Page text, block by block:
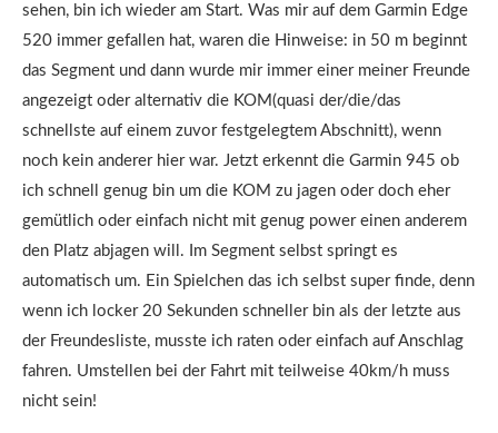
sehen, bin ich wieder am Start. Was mir auf dem Garmin Edge
520 immer gefallen hat, waren die Hinweise: in 50 m beginnt
das Segment und dann wurde mir immer einer meiner Freunde
angezeigt oder alternativ die KOM(quasi der/die/das
schnellste auf einem zuvor festgelegtem Abschnitt), wenn
noch kein anderer hier war. Jetzt erkennt die Garmin 945 ob
ich schnell genug bin um die KOM zu jagen oder doch eher
gemütlich oder einfach nicht mit genug power einen anderem
den Platz abjagen will. Im Segment selbst springt es
automatisch um. Ein Spielchen das ich selbst super finde, denn
wenn ich locker 20 Sekunden schneller bin als der letzte aus
der Freundesliste, musste ich raten oder einfach auf Anschlag
fahren. Umstellen bei der Fahrt mit teilweise 40km/h muss
nicht sein!